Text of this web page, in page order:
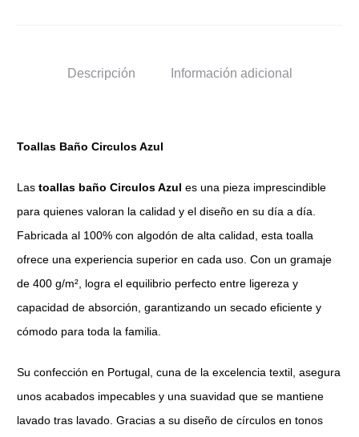
Descripción Información adicional
Toallas Baño Circulos Azul
Las toallas baño Circulos Azul es una pieza imprescindible
para quienes valoran la calidad y el diseño en su día a día.
Fabricada al 100% con algodón de alta calidad, esta toalla
ofrece una experiencia superior en cada uso. Con un gramaje
de 400 g/m², logra el equilibrio perfecto entre ligereza y
capacidad de absorción, garantizando un secado eficiente y
cómodo para toda la familia.
Su confección en Portugal, cuna de la excelencia textil, asegura
unos acabados impecables y una suavidad que se mantiene
lavado tras lavado. Gracias a su diseño de círculos en tonos